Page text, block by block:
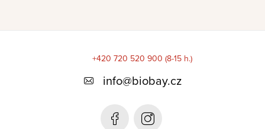
+420 720 520 900 (8-15 h.)
info@biobay.cz